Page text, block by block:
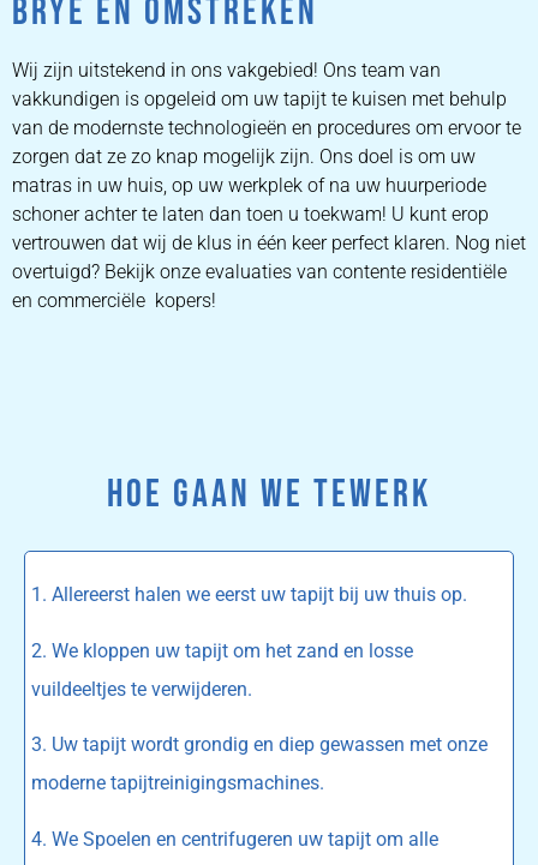
BRYE EN OMSTREKEN
Wij zijn uitstekend in ons vakgebied! Ons team van
vakkundigen is opgeleid om uw tapijt te kuisen met behulp
van de modernste technologieën en procedures om ervoor te
zorgen dat ze zo knap mogelijk zijn. Ons doel is om uw
matras in uw huis, op uw werkplek of na uw huurperiode
schoner achter te laten dan toen u toekwam! U kunt erop
vertrouwen dat wij de klus in één keer perfect klaren. Nog niet
overtuigd? Bekijk onze evaluaties van contente residentiële
en commerciële kopers!
HOE GAAN WE TEWERK
1. Allereerst halen we eerst uw tapijt bij uw thuis op.
2. We kloppen uw tapijt om het zand en losse
vuildeeltjes te verwijderen.
3. Uw tapijt wordt grondig en diep gewassen met onze
moderne tapijtreinigingsmachines.
4. We Spoelen en centrifugeren uw tapijt om alle